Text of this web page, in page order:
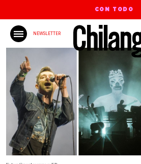
CON TODO
NEWSLETTER